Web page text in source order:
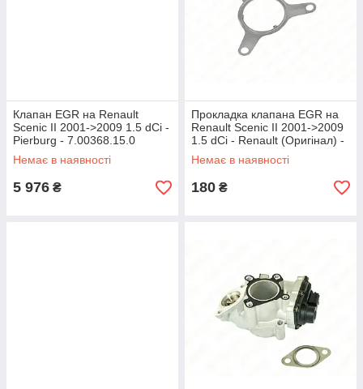
Клапан EGR на Renault
Scenic II 2001->2009 1.5 dCi -
Pierburg - 7.00368.15.0
Немає в наявності
5 976 ₴
Прокладка клапана EGR на
Renault Scenic II 2001->2009
1.5 dCi - Renault (Оригінал) -
8200289793
Немає в наявності
180 ₴